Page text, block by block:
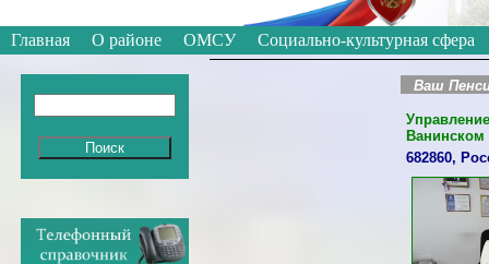
Главная О районе ОМСУ Социально-культурная сфера
Ваш
Ванинском
682860,